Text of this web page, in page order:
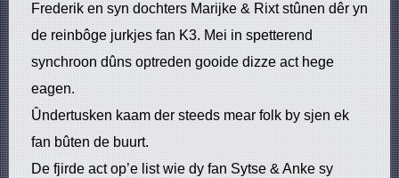
Frederik en syn dochters Marijke & Rixt stûnen dêr yn
de reinbôge jurkjes fan K3. Mei in spetterend
synchroon dûns optreden gooide dizze act hege
eagen.
Ûndertusken kaam der steeds mear folk by sjen ek
fan bûten de buurt.
De fjirde act op’e list wie dy fan Sytse & Anke sy